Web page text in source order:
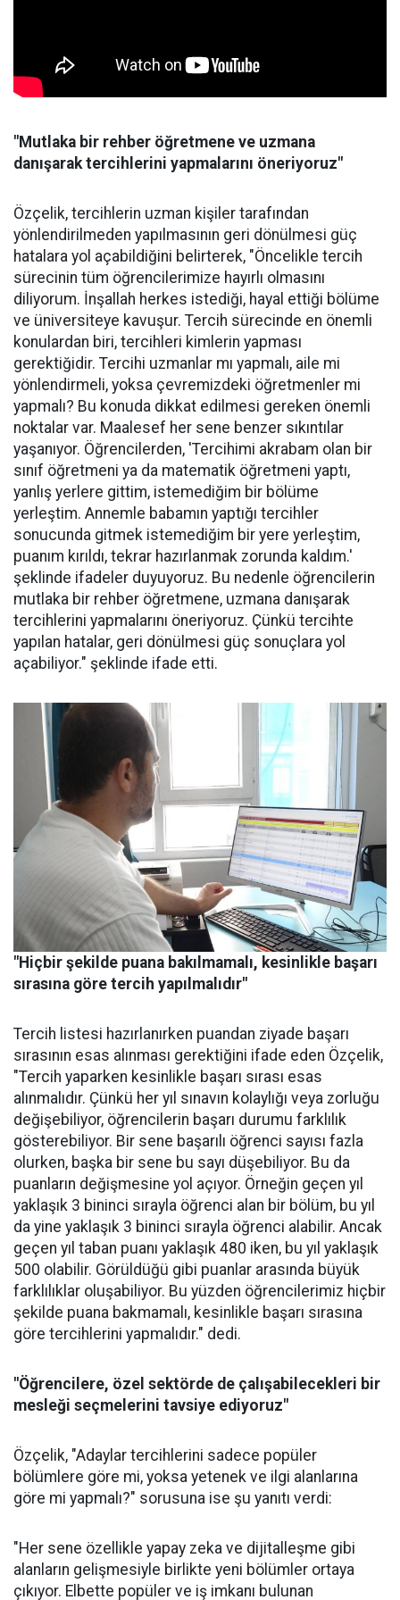
"Mutlaka bir rehber öğretmene ve uzmana
danışarak tercihlerini yapmalarını öneriyoruz"
Özçelik, tercihlerin uzman kişiler tarafından
yönlendirilmeden yapılmasının geri dönülmesi güç
hatalara yol açabildiğini belirterek, "Öncelikle tercih
sürecinin tüm öğrencilerimize hayırlı olmasını
diliyorum. İnşallah herkes istediği, hayal ettiği bölüme
ve üniversiteye kavuşur. Tercih sürecinde en önemli
konulardan biri, tercihleri kimlerin yapması
gerektiğidir. Tercihi uzmanlar mı yapmalı, aile mi
yönlendirmeli, yoksa çevremizdeki öğretmenler mi
yapmalı? Bu konuda dikkat edilmesi gereken önemli
noktalar var. Maalesef her sene benzer sıkıntılar
yaşanıyor. Öğrencilerden, 'Tercihimi akrabam olan bir
sınıf öğretmeni ya da matematik öğretmeni yaptı,
yanlış yerlere gittim, istemediğim bir bölüme
yerleştim. Annemle babamın yaptığı tercihler
sonucunda gitmek istemediğim bir yere yerleştim,
puanım kırıldı, tekrar hazırlanmak zorunda kaldım.'
şeklinde ifadeler duyuyoruz. Bu nedenle öğrencilerin
mutlaka bir rehber öğretmene, uzmana danışarak
tercihlerini yapmalarını öneriyoruz. Çünkü tercihte
yapılan hatalar, geri dönülmesi güç sonuçlara yol
açabiliyor." şeklinde ifade etti.
"Hiçbir şekilde puana bakılmamalı, kesinlikle başarı
sırasına göre tercih yapılmalıdır"
Tercih listesi hazırlanırken puandan ziyade başarı
sırasının esas alınması gerektiğini ifade eden Özçelik,
"Tercih yaparken kesinlikle başarı sırası esas
alınmalıdır. Çünkü her yıl sınavın kolaylığı veya zorluğu
değişebiliyor, öğrencilerin başarı durumu farklılık
gösterebiliyor. Bir sene başarılı öğrenci sayısı fazla
olurken, başka bir sene bu sayı düşebiliyor. Bu da
puanların değişmesine yol açıyor. Örneğin geçen yıl
yaklaşık 3 bininci sırayla öğrenci alan bir bölüm, bu yıl
da yine yaklaşık 3 bininci sırayla öğrenci alabilir. Ancak
geçen yıl taban puanı yaklaşık 480 iken, bu yıl yaklaşık
500 olabilir. Görüldüğü gibi puanlar arasında büyük
farklılıklar oluşabiliyor. Bu yüzden öğrencilerimiz hiçbir
şekilde puana bakmamalı, kesinlikle başarı sırasına
göre tercihlerini yapmalıdır." dedi.
"Öğrencilere, özel sektörde de çalışabilecekleri bir
mesleği seçmelerini tavsiye ediyoruz"
Özçelik, "Adaylar tercihlerini sadece popüler
bölümlere göre mi, yoksa yetenek ve ilgi alanlarına
göre mi yapmalı?" sorusuna ise şu yanıtı verdi:
"Her sene özellikle yapay zeka ve dijitalleşme gibi
alanların gelişmesiyle birlikte yeni bölümler ortaya
çıkıyor. Elbette popüler ve iş imkanı bulunan